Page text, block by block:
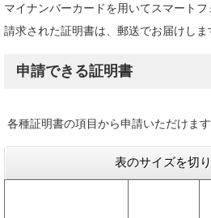
マイナンバーカードを用いてスマートフ
請求された証明書は、郵送でお届けしま
申請できる証明書
各種証明書の項目から申請いただけます
表のサイズを切